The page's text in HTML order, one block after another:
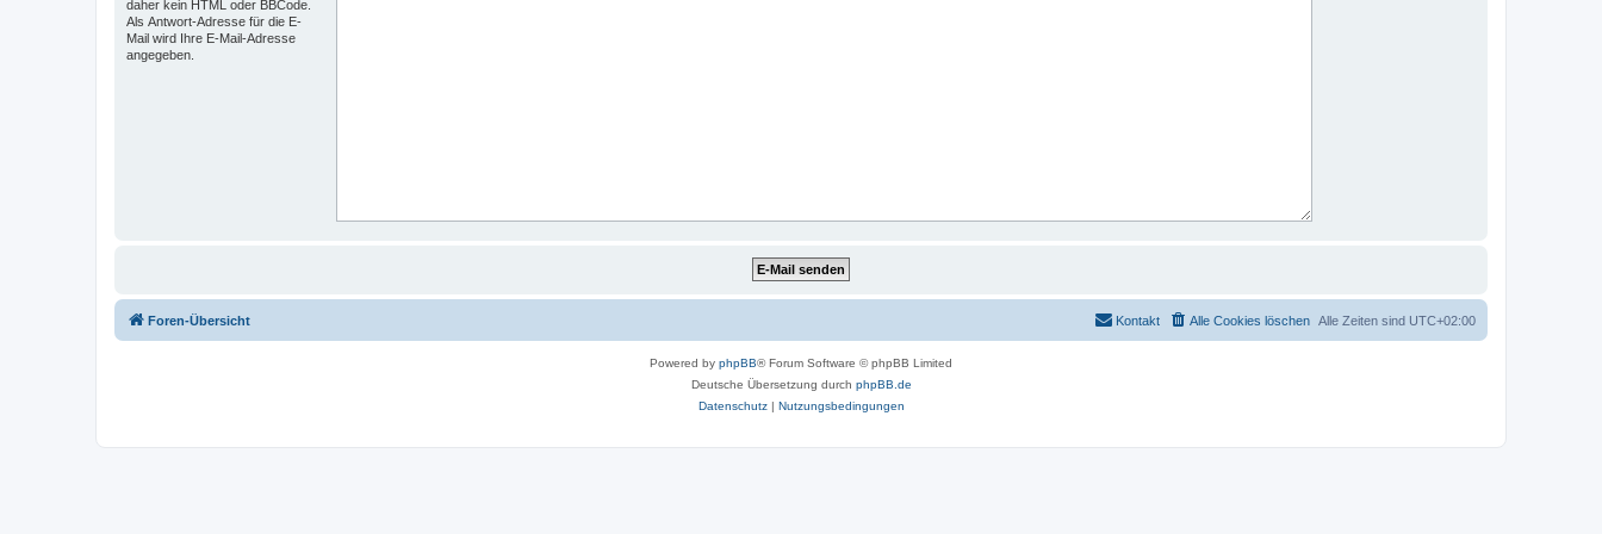
daher kein HTML oder BBCode.
Als Antwort-Adresse für die E-
Mail wird Ihre E-Mail-Adresse
angegeben.
Foren-Übersicht Alle Zeiten sind UTC+02:00
Alle Cookies löschen
Kontakt
Powered by phpBB® Forum Software © phpBB Limited
Deutsche Übersetzung durch phpBB.de
Datenschutz| Nutzungsbedingungen